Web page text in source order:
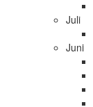
Juli
Juni